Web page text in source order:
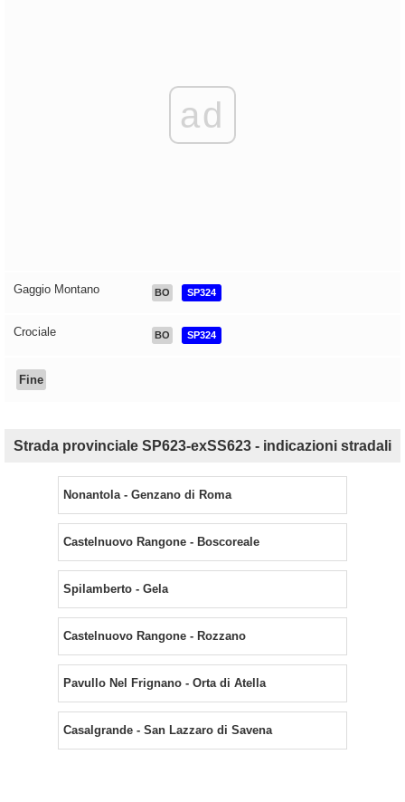
ad
Gaggio Montano BO SP324
Crociale BO SP324
Fine
Strada provinciale SP623-exSS623 - indicazioni stradali
Nonantola - Genzano di Roma
Castelnuovo Rangone - Boscoreale
Spilamberto - Gela
Castelnuovo Rangone - Rozzano
Pavullo Nel Frignano - Orta di Atella
Casalgrande - San Lazzaro di Savena